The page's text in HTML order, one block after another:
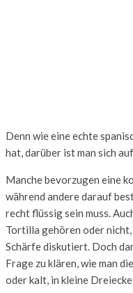
Denn wie eine echte
hat, darüber ist man sich
Manche bevorzugen eine
während andere darauf
recht flüssig sein muss.
Tortilla gehören oder
Schärfe diskutiert. Doch
Frage zu klären, wie man
oder kalt, in kleine